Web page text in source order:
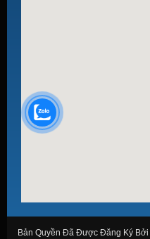
Bản Quyền Đã Được Đăng Ký Bởi